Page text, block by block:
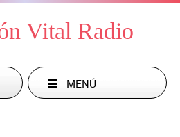
Vital Radio
MENÚ